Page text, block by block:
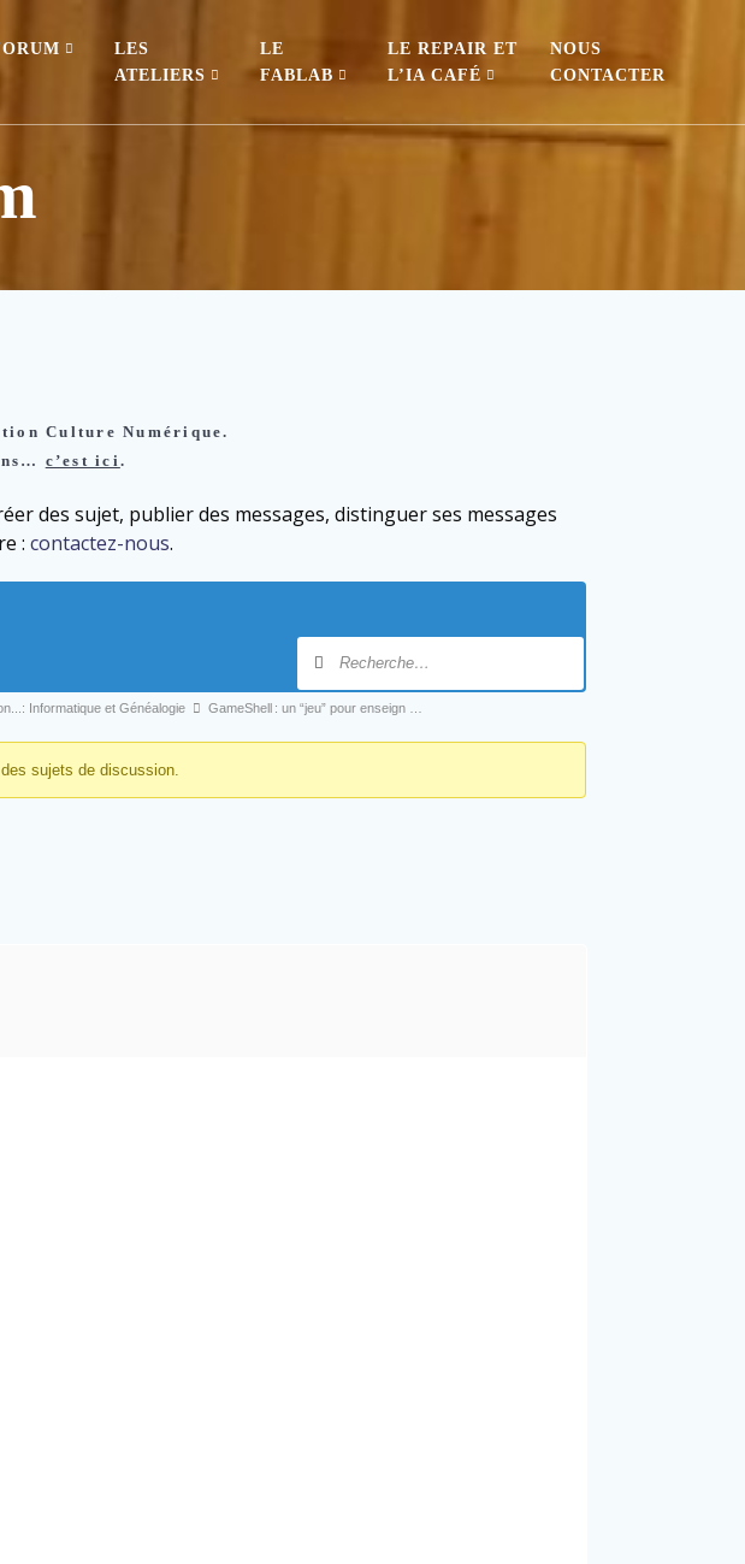
LES
ATELIERS
LE
FABLAB
LE REPAIR ET
L’IA CAFÉ
NOUS
CONTACTER
Culture Numérique.
c’est ici .
des sujet, publier des messages, distinguer ses messages
:contactez-nous.
Informatique et Généalogie GameShell : un “jeu” pour enseign …
sujets de discussion.